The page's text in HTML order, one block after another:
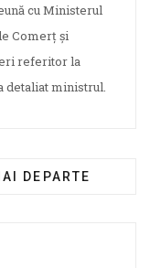
cu Ministerul
Comerţ şi
referitor la
detaliat ministrul.
DEPARTE